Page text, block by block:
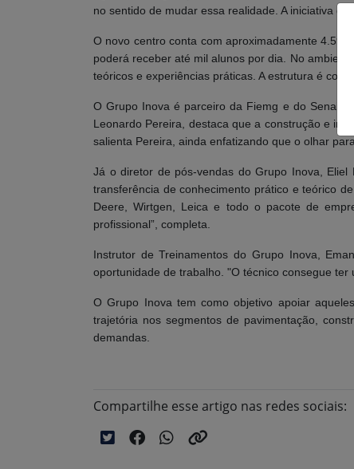
no sentido de mudar essa realidade. A iniciativa
O novo centro conta com aproximadamente
poderá receber até mil alunos por dia. No
teóricos e experiências práticas. A estrutura é
O Grupo Inova é parceiro da Fiemg e do Senai
Leonardo Pereira, destaca que a construção e
salienta Pereira, ainda enfatizando que o olhar
Já o diretor de pós-vendas do Grupo Inova,
transferência de conhecimento prático e teórico
Deere, Wirtgen, Leica e todo o pacote de
profissional”, completa.
Instrutor de Treinamentos do Grupo Inova,
oportunidade de trabalho. "O técnico consegue
O Grupo Inova tem como objetivo apoiar
trajetória nos segmentos de pavimentação,
demandas.
Compartilhe esse artigo nas redes sociais: